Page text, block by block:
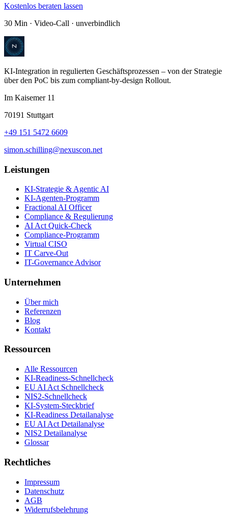
Kostenlos beraten lassen
30 Min · Video-Call · unverbindlich
KI-Integration in regulierten Geschäftsprozessen – von der Strategie
über den PoC bis zum compliant-by-design Rollout.
Im Kaisemer 11
70191 Stuttgart
+49 151 5472 6609
simon.schilling@nexuscon.net
Leistungen
KI-Strategie & Agentic AI
KI-Agenten-Programm
Fractional AI Officer
Compliance & Regulierung
AI Act Quick-Check
Compliance-Programm
Virtual CISO
IT Carve-Out
IT-Governance Advisor
Unternehmen
Über mich
Referenzen
Blog
Kontakt
Ressourcen
Alle Ressourcen
KI-Readiness-Schnellcheck
EU AI Act Schnellcheck
NIS2-Schnellcheck
KI-System-Steckbrief
KI-Readiness Detailanalyse
EU AI Act Detailanalyse
NIS2 Detailanalyse
Glossar
Rechtliches
Impressum
Datenschutz
AGB
Widerrufsbelehrung